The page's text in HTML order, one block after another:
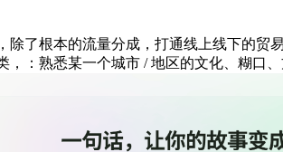
根本的流量分成，打通线上线下的贸
：熟悉某一个城市 / 地区的文化、糊口